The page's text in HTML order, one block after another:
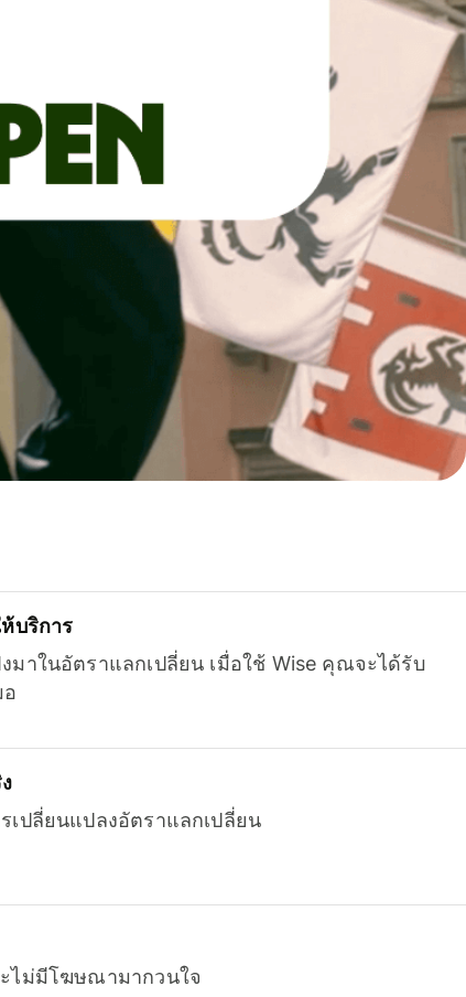
บริการ
มาในอัตราแลกเปลี่ยน เมื่อใช้ Wise คุณจะได้รับ
อ
เปลี่ยนแปลงอัตราแลกเปลี่ยน
ไม่มีโฆษณามากวนใจ